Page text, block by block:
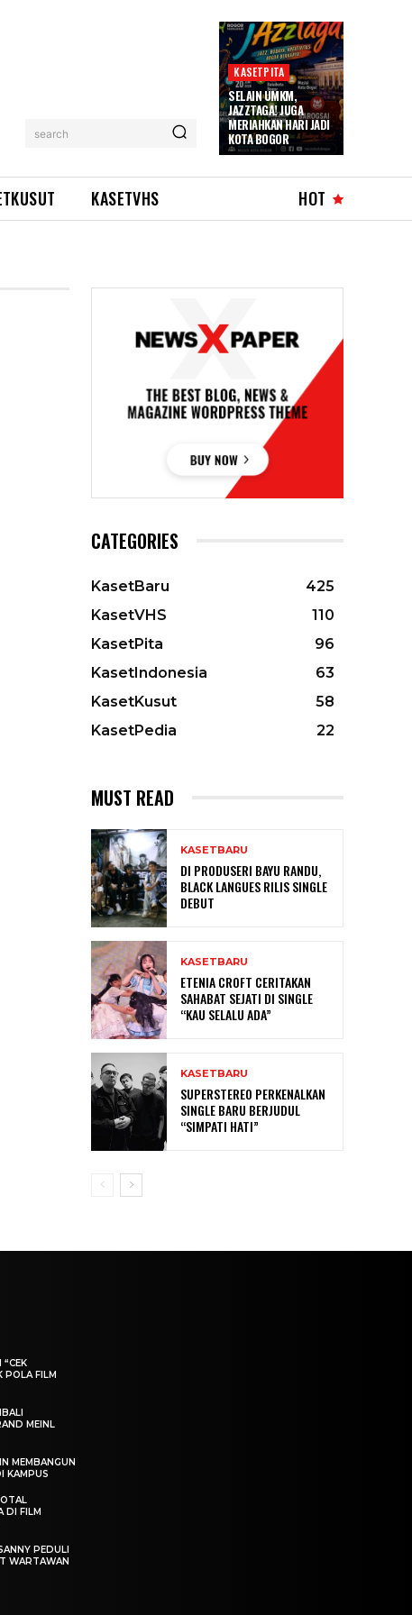
search
KASETPITA
SELAIN UMKM,
JAZZTAGA! JUGA
MERIAHKAN HARI JADI
KOTA BOGOR
KASETVHS HOT
CATEGORIES
KasetBaru
425
KasetVHS
110
KasetPita
96
KasetIndonesia
63
KasetKusut
58
KasetPedia
22
MUST READ
KASETBARU
DI PRODUSERI BAYU RANDU,
BLACK LANGUES RILIS SINGLE
DEBUT
KASETBARU
ETENIA CROFT CERITAKAN
SAHABAT SEJATI DI SINGLE
“KAU SELALU ADA”
KASETBARU
SUPERSTEREO PERKENALKAN
SINGLE BARU BERJUDUL
“SIMPATI HATI”
“CEK
POLA FILM
MEINL
MEMBANGUN
KAMPUS
DI FILM
PEDULI
WARTAWAN